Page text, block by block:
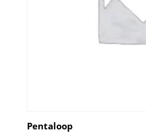
Pentaloop